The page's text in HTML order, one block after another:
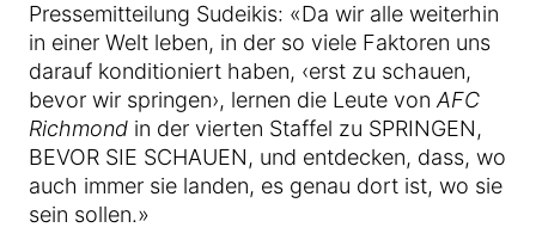
Pressemitteilung Sudeikis: «Da wir alle weiterhin
in einer Welt leben, in der so viele Faktoren uns
darauf konditioniert haben, ‹erst zu schauen,
bevor wir springen›, lernen die Leute von AFC
Richmond in der vierten Staffel zu SPRINGEN,
BEVOR SIE SCHAUEN, und entdecken, dass, wo
auch immer sie landen, es genau dort ist, wo sie
sein sollen.»